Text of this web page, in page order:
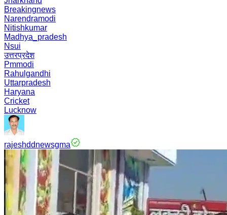
Breakingnews
Narendramodi
Nitishkumar
Madhya_pradesh
Nsui
उत्तरप्रदेश
Pmmodi
Rahulgandhi
Uttarpradesh
Haryana
Cricket
Lucknow
rajeshddnewsgma